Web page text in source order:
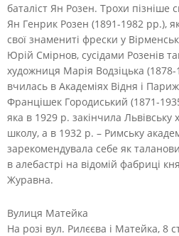
баталіст Ян Розен. Трохи
Ян Генрик Розен (1891-1982 рр.),
свої знамениті фрески у
Юрій Смірнов, сусідами Розенів
художниця Марія Водзіцька
вчилась в Академіях Відня і
Францішек Городиський (1871-
яка в 1929 р. закінчила
школу, а в 1932 р. – Римську
зарекомендувала себе як
в алебастрі на відомій фабриці
Журавна.
Вулиця Матейка
На розі вул. Рилєєва і Матейка, 8